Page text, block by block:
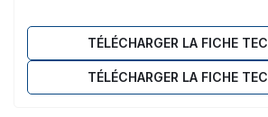
TÉLÉCHARGER LA FICHE
TÉLÉCHARGER LA FICHE